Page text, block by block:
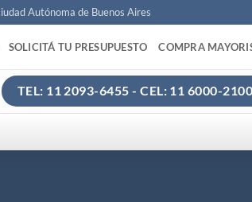
Autónoma de Buenos Aires
SOLICITÁ TU PRESUPUESTO COMPRA
TEL: 11 2093-6455 - CEL: 11 6000-2100